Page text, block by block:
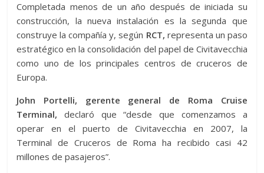
Completada menos de un año después de iniciada su
construcción, la nueva instalación es la segunda que
construye la compañía y, según RCT, representa un paso
estratégico en la consolidación del papel de Civitavecchia
como uno de los principales centros de cruceros de
Europa.
John Portelli, gerente general de Roma Cruise
Terminal, declaró que “desde que comenzamos a
operar en el puerto de Civitavecchia en 2007, la
Terminal de Cruceros de Roma ha recibido casi 42
millones de pasajeros”.